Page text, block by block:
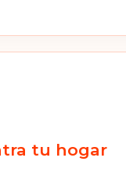
tu hogar